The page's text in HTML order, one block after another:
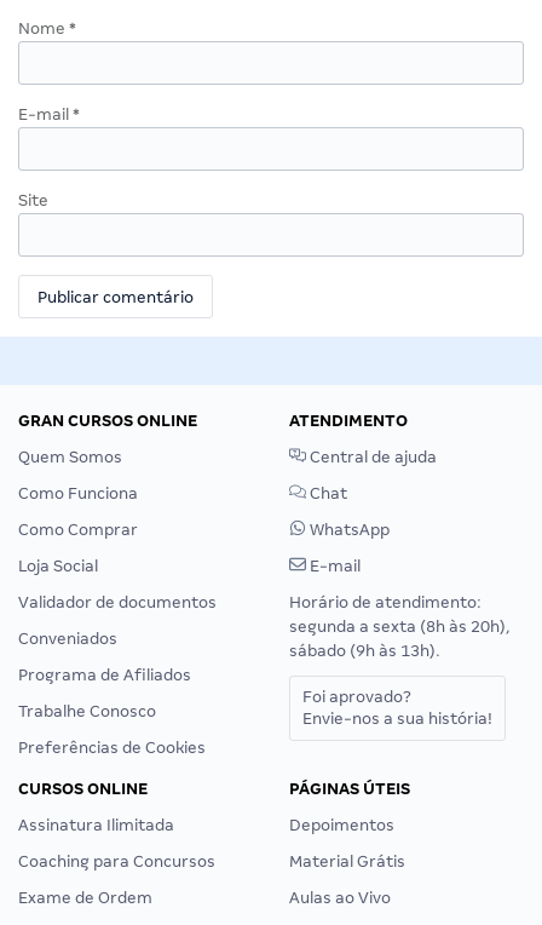
Nome *
E-mail *
Site
GRAN CURSOS ONLINE
Quem Somos
Como Funciona
Como Comprar
Loja Social
Validador de documentos
Conveniados
Programa de Afiliados
Trabalhe Conosco
Preferências de Cookies
ATENDIMENTO
Central de ajuda
Chat
WhatsApp
E-mail
Horário de atendimento:
segunda a sexta (8h às 20h),
sábado (9h às 13h).
Foi aprovado?
Envie-nos a sua história!
CURSOS ONLINE
Assinatura Ilimitada
Coaching para Concursos
Exame de Ordem
PÁGINAS ÚTEIS
Depoimentos
Material Grátis
Aulas ao Vivo